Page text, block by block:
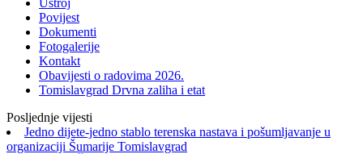
Ustroj
Povijest
Dokumenti
Fotogalerije
Kontakt
Obavijesti o radovima 2026.
Tomislavgrad Drvna zaliha i etat
Posljednje vijesti
Jedno dijete-jedno stablo terenska nastava i pošumljavanje u
organizaciji Šumarije Tomislavgrad